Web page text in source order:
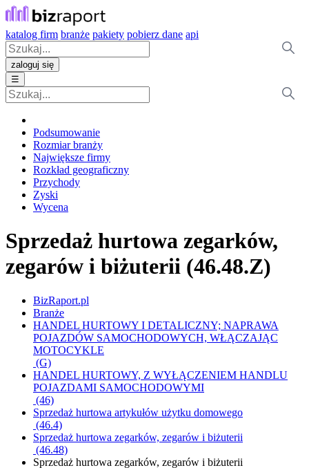
katalog firm branże pakiety pobierz dane api
zaloguj się
☰
Podsumowanie
Rozmiar branży
Największe firmy
Rozkład geograficzny
Przychody
Zyski
Wycena
Sprzedaż hurtowa zegarków,
zegarów i biżuterii (46.48.Z)
BizRaport.pl
Branże
HANDEL HURTOWY I DETALICZNY; NAPRAWA
POJAZDÓW SAMOCHODOWYCH, WŁĄCZAJĄC
MOTOCYKLE
(G)
HANDEL HURTOWY, Z WYŁĄCZENIEM HANDLU
POJAZDAMI SAMOCHODOWYMI
(46)
Sprzedaż hurtowa artykułów użytku domowego
(46.4)
Sprzedaż hurtowa zegarków, zegarów i biżuterii
(46.48)
Sprzedaż hurtowa zegarków, zegarów i biżuterii